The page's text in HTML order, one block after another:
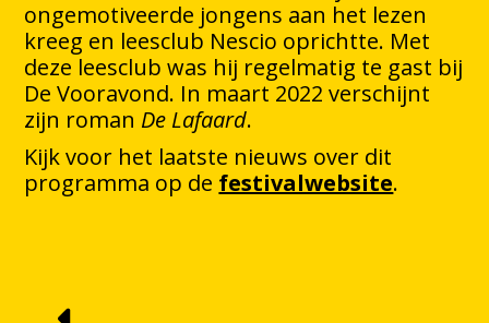
ongemotiveerde jongens aan het lezen
kreeg en leesclub Nescio oprichtte. Met
deze leesclub was hij regelmatig te gast bij
De Vooravond. In maart 2022 verschijnt
zijn roman De Lafaard.
Kijk voor het laatste nieuws over dit
programma op de festivalwebsite.